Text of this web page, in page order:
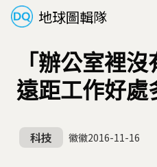
地球圖輯隊
「辦公室裡
遠距工作好處
科技 徽徽2016-11-16